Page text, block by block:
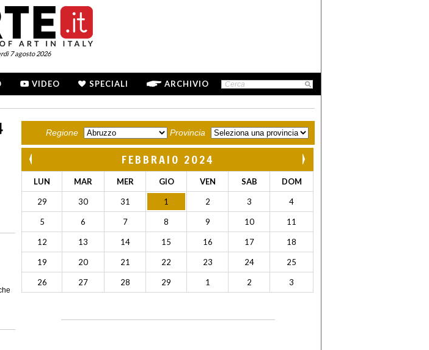
7 agosto 2026
VIDEO SPECIALI ARCHIVIO
Regione Provincia
FEBBRAIO 2024
LUN MAR MER GIO VEN SAB DOM
29 30 31 1 2 3 4
5 6 7 8 9 10 11
12 13 14 15 16 17 18
19 20 21 22 23 24 25
26 27 28 29 1 2 3